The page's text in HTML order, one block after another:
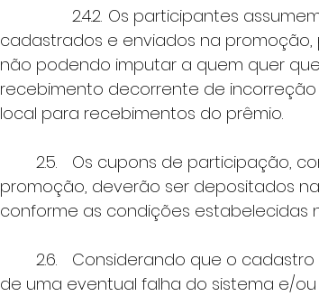
cadastrados e enviados na
não podendo imputar a quem quer
recebimento decorrente de
local para recebimentos do prêmio.
promoção, deverão ser depositados
conforme as condições estabelecidas
de uma eventual falha do sistema e/